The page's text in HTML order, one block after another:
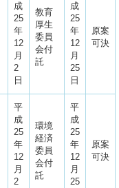
成
25
年
12
月
2
日
教育
厚生
委員
会付
託
成
25
年
12
月
25
日
原案
可決
平
成
25
年
12
月
2
環境
経済
委員
会付
託
平
成
25
年
12
月
25
原案
可決